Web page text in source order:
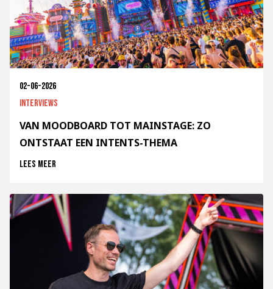
02-06-2026
Interviews
VAN MOODBOARD TOT MAINSTAGE: ZO
ONTSTAAT EEN INTENTS-THEMA
Lees meer